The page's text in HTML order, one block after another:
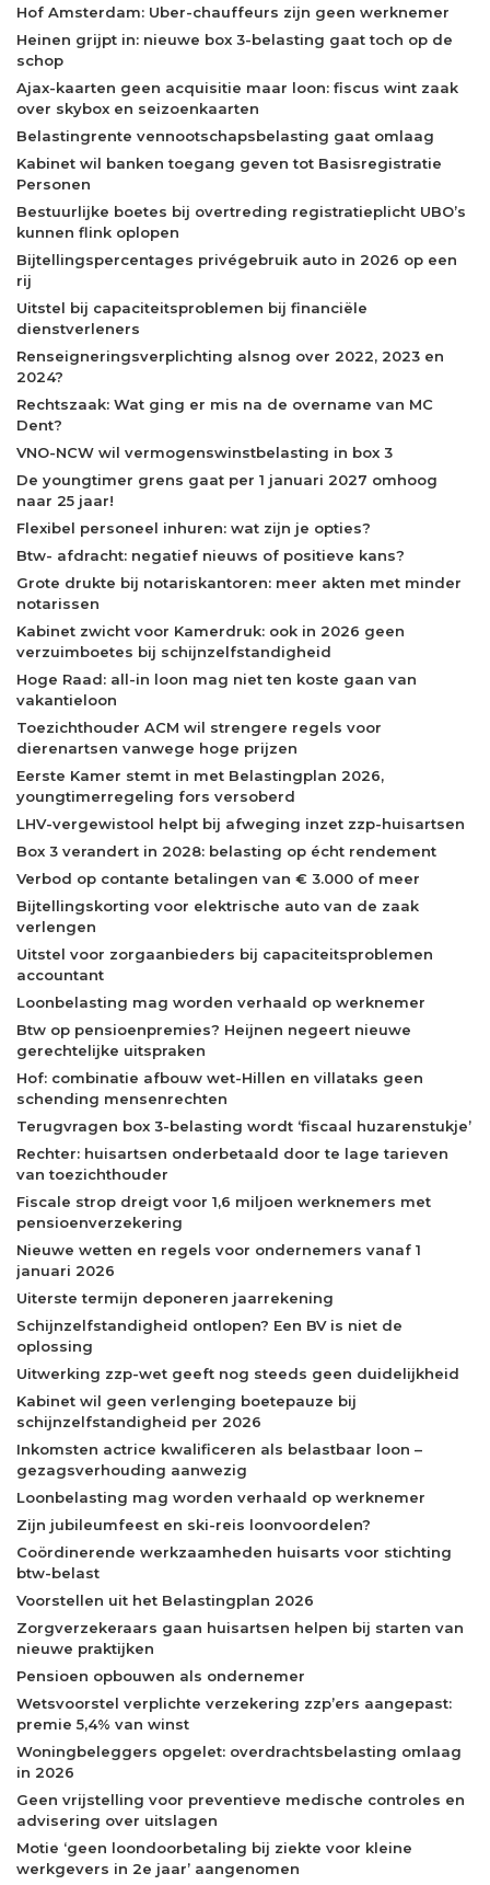
Hof Amsterdam: Uber-chauffeurs zijn geen werknemer
Heinen grijpt in: nieuwe box 3-belasting gaat toch op de
schop
Ajax-kaarten geen acquisitie maar loon: fiscus wint zaak
over skybox en seizoenkaarten
Belastingrente vennootschapsbelasting gaat omlaag
Kabinet wil banken toegang geven tot Basisregistratie
Personen
Bestuurlijke boetes bij overtreding registratieplicht UBO’s
kunnen flink oplopen
Bijtellingspercentages privégebruik auto in 2026 op een
rij
Uitstel bij capaciteitsproblemen bij financiële
dienstverleners
Renseigneringsverplichting alsnog over 2022, 2023 en
2024?
Rechtszaak: Wat ging er mis na de overname van MC
Dent?
VNO-NCW wil vermogenswinstbelasting in box 3
De youngtimer grens gaat per 1 januari 2027 omhoog
naar 25 jaar!
Flexibel personeel inhuren: wat zijn je opties?
Btw- afdracht: negatief nieuws of positieve kans?
Grote drukte bij notariskantoren: meer akten met minder
notarissen
Kabinet zwicht voor Kamerdruk: ook in 2026 geen
verzuimboetes bij schijnzelfstandigheid
Hoge Raad: all-in loon mag niet ten koste gaan van
vakantieloon
Toezichthouder ACM wil strengere regels voor
dierenartsen vanwege hoge prijzen
Eerste Kamer stemt in met Belastingplan 2026,
youngtimerregeling fors versoberd
LHV-vergewistool helpt bij afweging inzet zzp-huisartsen
Box 3 verandert in 2028: belasting op écht rendement
Verbod op contante betalingen van € 3.000 of meer
Bijtellingskorting voor elektrische auto van de zaak
verlengen
Uitstel voor zorgaanbieders bij capaciteitsproblemen
accountant
Loonbelasting mag worden verhaald op werknemer
Btw op pensioenpremies? Heijnen negeert nieuwe
gerechtelijke uitspraken
Hof: combinatie afbouw wet-Hillen en villataks geen
schending mensenrechten
Terugvragen box 3-belasting wordt ‘fiscaal huzarenstukje’
Rechter: huisartsen onderbetaald door te lage tarieven
van toezichthouder
Fiscale strop dreigt voor 1,6 miljoen werknemers met
pensioenverzekering
Nieuwe wetten en regels voor ondernemers vanaf 1
januari 2026
Uiterste termijn deponeren jaarrekening
Schijnzelfstandigheid ontlopen? Een BV is niet de
oplossing
Uitwerking zzp-wet geeft nog steeds geen duidelijkheid
Kabinet wil geen verlenging boetepauze bij
schijnzelfstandigheid per 2026
Inkomsten actrice kwalificeren als belastbaar loon –
gezagsverhouding aanwezig
Loonbelasting mag worden verhaald op werknemer
Zijn jubileumfeest en ski-reis loonvoordelen?
Coördinerende werkzaamheden huisarts voor stichting
btw-belast
Voorstellen uit het Belastingplan 2026
Zorgverzekeraars gaan huisartsen helpen bij starten van
nieuwe praktijken
Pensioen opbouwen als ondernemer
Wetsvoorstel verplichte verzekering zzp’ers aangepast:
premie 5,4% van winst
Woningbeleggers opgelet: overdrachtsbelasting omlaag
in 2026
Geen vrijstelling voor preventieve medische controles en
advisering over uitslagen
Motie ‘geen loondoorbetaling bij ziekte voor kleine
werkgevers in 2e jaar’ aangenomen